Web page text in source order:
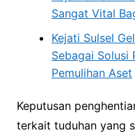
Sangat Vital
Kejati Sulsel
Sebagai Solusi
Pemulihan Aset
Keputusan
terkait tuduhan yang